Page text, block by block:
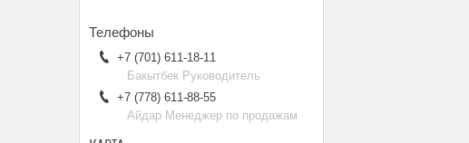
+7 (701) 611-18-11
Бакытбек Руководитель
+7 (778) 611-88-55
Айдар Менеджер по продажам